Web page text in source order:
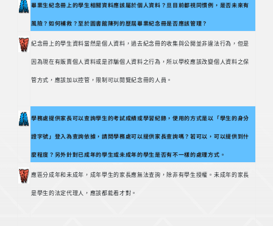
畢業生紀念冊上的學生相關資料應該屬於個人資料？旦目前都視同慣例，是否未來有
風險？如何補救？至於圖書館陳列的歷屆畢業紀念冊是否應該管理？
紀念冊上的學生資料當然是個人資料，過去紀念冊的收集與公開並非違法行為，但是
因為現在有販賣個人資料或是詐騙個人資料之行為，所以學校應該改變個人資料之保
管方式，應該加以控管，限制可以閱覽紀念冊的人員。
學務處提供家長可以查詢學生的考試成績或學習紀錄，使用的方式是以「學生的身分
證字號」登入為查詢依據，請問學務處可以提供家長查詢嗎？若可以，可以提供到什
麼程度？另外針對已成年的學生或未成年的學生是否有不一樣的處理方式。
應區分成年和未成年，成年學生的家長應無法查詢，除非有學生授權。未成年的家長
是學生的法定代理人，應該都能看才對。